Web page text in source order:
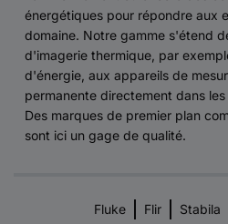
énergétiques pour répondre aux
domaine. Notre gamme s'étend
d'imagerie thermique, par
d'énergie, aux appareils de
permanente directement dans
Des marques de premier plan
sont ici un gage de qualité.
Fluke Flir Stabila